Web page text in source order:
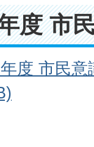
度 市
度 市民